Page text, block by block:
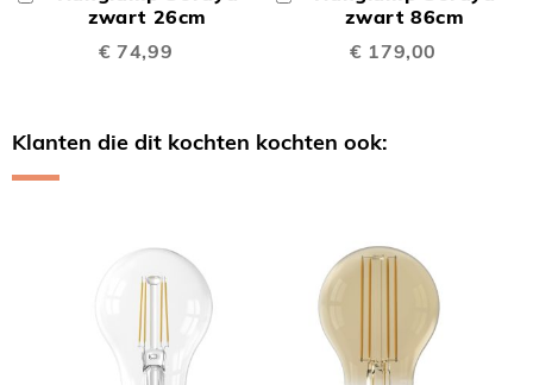
zwart 26cm
€ 74,99
Winkelwagen
zwart 86cm
€ 179,00
Winkelwagen
Klanten die dit kochten kochten ook: